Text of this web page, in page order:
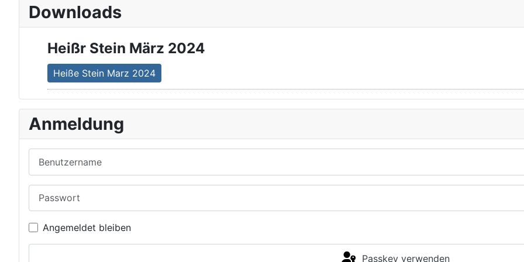
Downloads
Heißr Stein März 2024
Heiße Stein Marz 2024
Anmeldung
Angemeldet bleiben
Passkey verwenden